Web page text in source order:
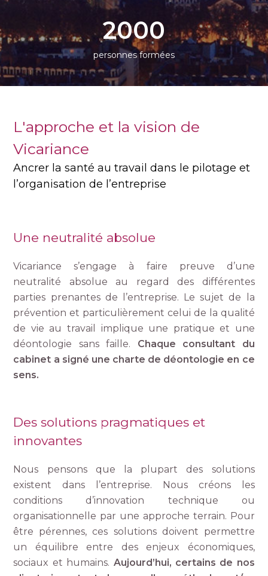
2000
personnes formées
L'approche et la vision de
Vicariance
Ancrer la santé au travail dans le pilotage et
l’organisation de l’entreprise
Une neutralité absolue
Vicariance s’engage à faire preuve d’une
neutralité absolue au regard des différentes
parties prenantes de l’entreprise. Le sujet de la
prévention et particulièrement celui de la qualité
de vie au travail implique une pratique et une
déontologie sans faille. Chaque consultant du
cabinet a signé une charte de déontologie en ce
sens.
Des solutions pragmatiques et
innovantes
Nous pensons que la plupart des solutions
existent dans l’entreprise. Nous créons les
conditions d’innovation technique ou
organisationnelle par une approche terrain. Pour
être pérennes, ces solutions doivent permettre
un équilibre entre des enjeux économiques,
sociaux et humains. Aujourd’hui, certains de nos